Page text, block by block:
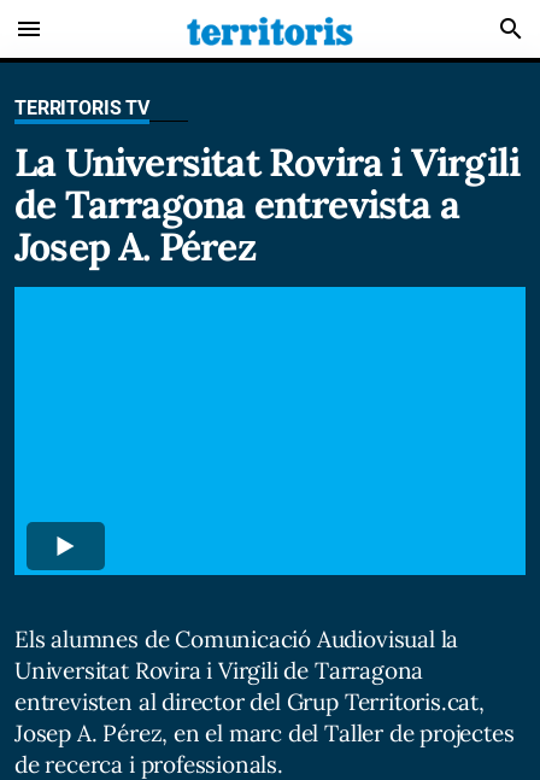
menu search
TERRITORIS TV
La Universitat Rovira i Virgili
de Tarragona entrevista a
Josep A. Pérez
Els alumnes de Comunicació Audiovisual la
Universitat Rovira i Virgili de Tarragona
entrevisten al director del Grup Territoris.cat,
Josep A. Pérez, en el marc del Taller de projectes
de recerca i professionals.